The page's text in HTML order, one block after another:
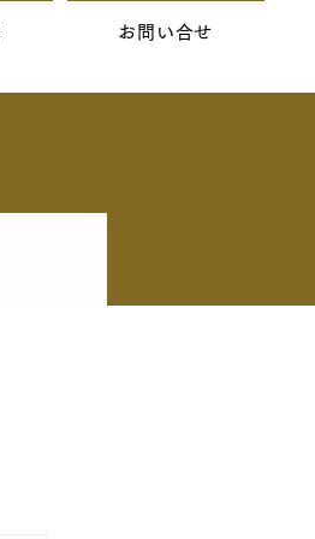
お問い合せ